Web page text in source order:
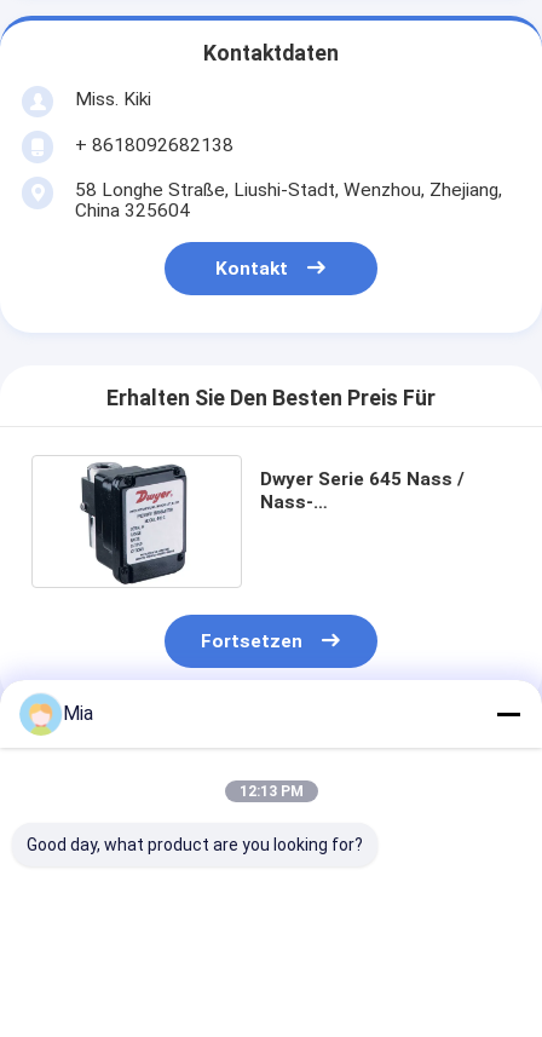
Kontaktdaten
Miss. Kiki
+ 8618092682138
58 Longhe Straße, Liushi-Stadt, Wenzhou, Zhejiang,
China 325604
Kontakt
Erhalten Sie Den Besten Preis Für
Dwyer Serie 645 Nass /
Nass-
Fortsetzen
Empfohlene Produkte
Mia
12:13 PM
Good day, what product are you looking for?